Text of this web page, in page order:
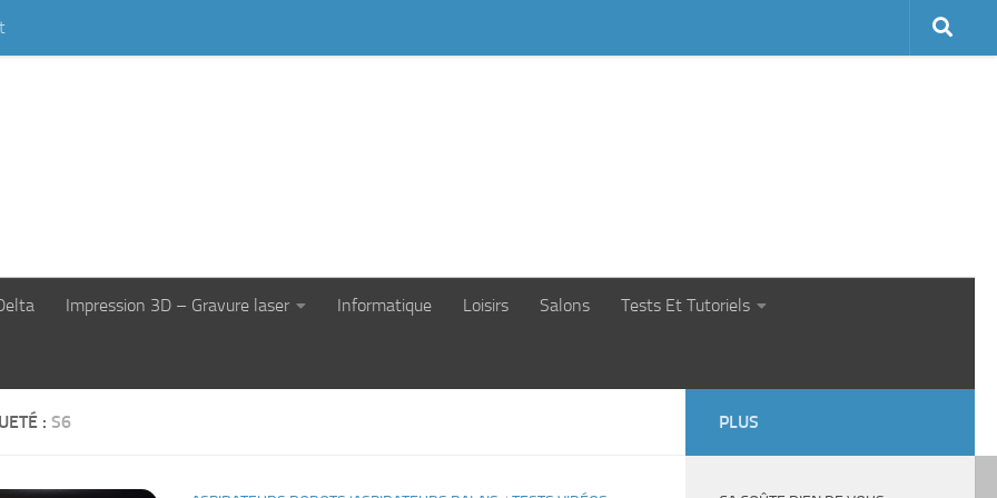
Impression 3D – Gravure laser Informatique Loisirs Salons Tests Et Tutoriels
: S6 PLUS